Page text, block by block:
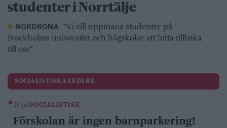
studenter i Norrtälje
NORDRONA
"Vi vill uppmana studenter på
Stockholms universitet och högskolor att hitta tillbaka
till oss"
SOCIALISTISKA LEDARE
28 julSOCIALISTISK
Förskolan är ingen barnparkering!